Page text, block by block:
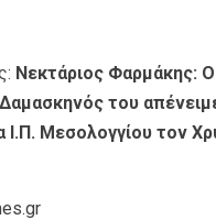
Νεκτάριος Φαρμάκης: Ο
του
Ι.Π. Μεσολογγίου τον